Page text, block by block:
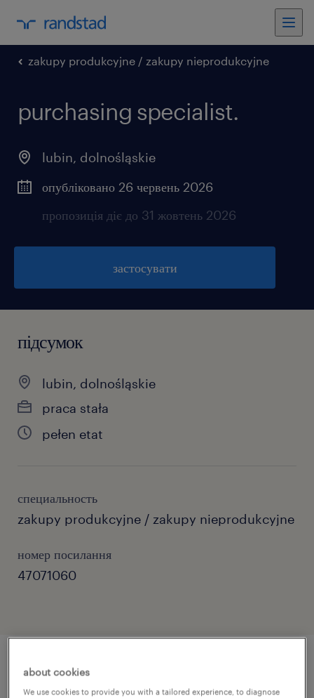
zakupy produkcyjne / zakupy nieprodukcyjne
purchasing specialist.
lubin, dolnośląskie
опубліковано 26 червень 2026
пропозиція діє до 31 жовтень 2026
застосувати
підсумок
lubin, dolnośląskie
praca stała
pełen etat
специальность
zakupy produkcyjne / zakupy nieprodukcyjne
номер посилання
47071060
описание должности
about cookies
We use cookies to provide you with a tailored experience, to diagnose